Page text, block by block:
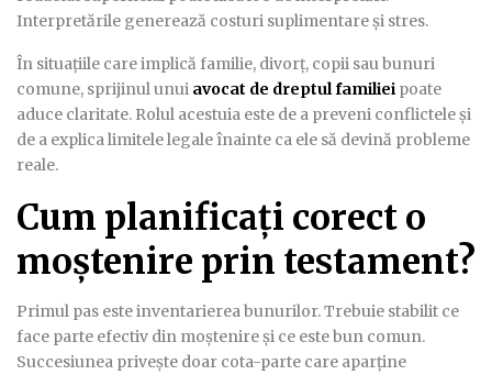
Interpretările generează costuri suplimentare și stres.
În situațiile care implică familie, divorț, copii sau bunuri
comune, sprijinul unui avocat de dreptul familiei poate
aduce claritate. Rolul acestuia este de a preveni conflictele și
de a explica limitele legale înainte ca ele să devină probleme
reale.
Cum planificați corect o
moștenire prin testament?
Primul pas este inventarierea bunurilor. Trebuie stabilit ce
face parte efectiv din moștenire și ce este bun comun.
Succesiunea privește doar cota-parte care aparține